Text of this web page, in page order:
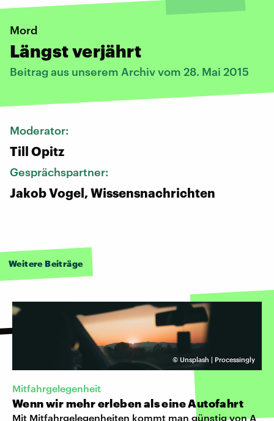
Mord
Längst verjährt
Beitrag aus unserem Archiv vom 28. Mai 2015
Moderator:
Till Opitz
Gesprächspartner:
Jakob Vogel, Wissensnachrichten
Weitere Beiträge
© Unsplash | Processingly
Mitfahrgelegenheit
Wenn wir mehr erleben als eine Autofahrt
Mit Mitfahrgelegenheiten kommt man günstig von A